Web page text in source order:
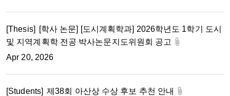
[Thesis]
[학사 논문] [도시계획학과] 2026학년도 1학기 도시
및 지역계획학 전공 박사논문지도위원회 공고
Apr 20, 2026
[Students] 제38회 아산상 수상 후보 추천 안내